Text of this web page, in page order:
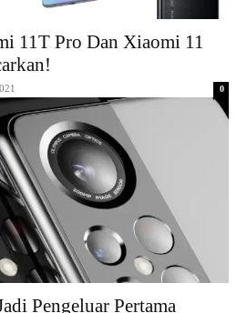
11T Pro Dan Xiaomi 11
0
Pengeluar Pertama